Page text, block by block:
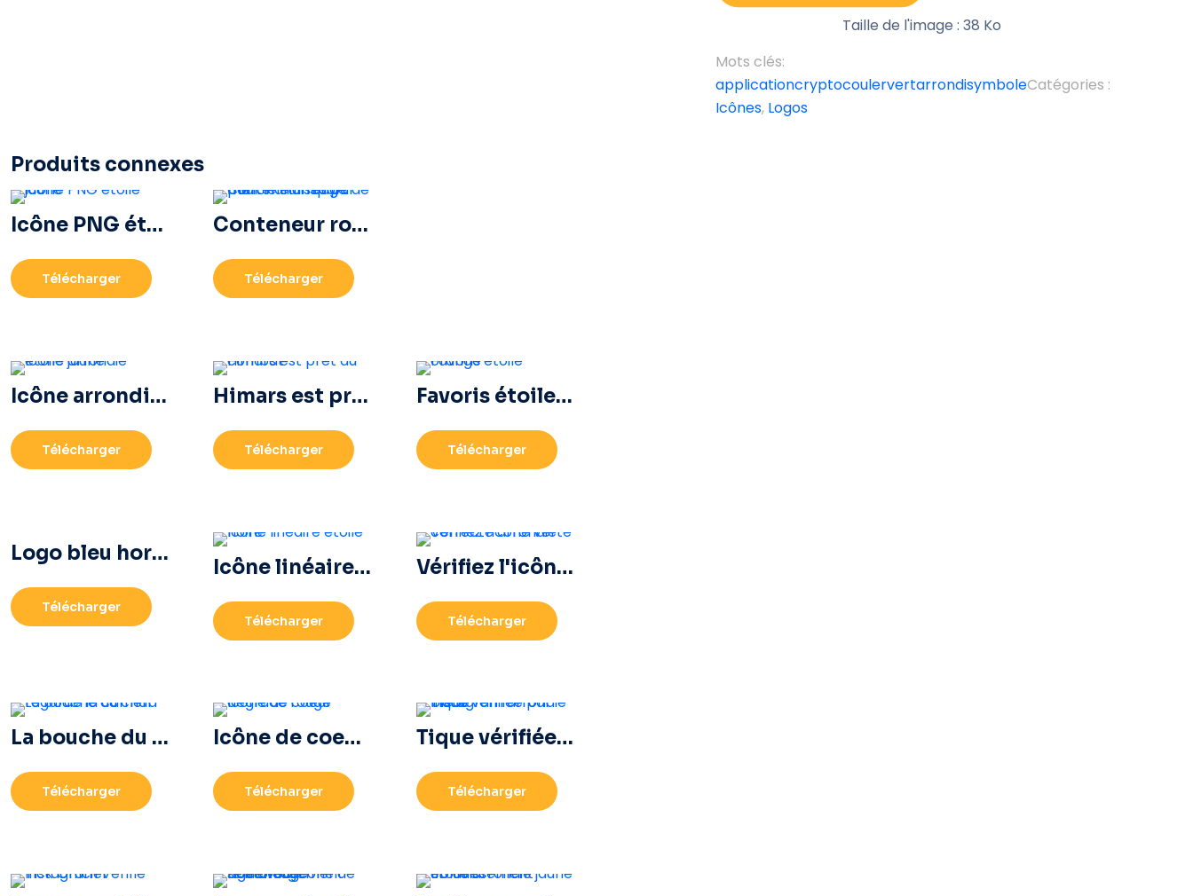
Taille de l'image : 38 Ko
Mots clés:
applicationcryptocoulervertarrondisymboleCatégories :
Icônes, Logos
Produits connexes
Icône PNG étoile jaune
Télécharger
Conteneur rouge pour le transport de marchandises par mer
Télécharger
Icône arrondie étoile jaune
Télécharger
Himars est prêt au combat
Télécharger
Favoris étoile orange
Télécharger
Logo bleu horizontal Facebook
Télécharger
Icône linéaire étoile noire
Télécharger
Vérifiez l'icône verte correcte arrondie
Télécharger
La bouche du char regarde la caméra
Télécharger
Icône de coeur dégradé rouge
Télécharger
Tique vérifiée par Instagram arrondie bleue
Télécharger